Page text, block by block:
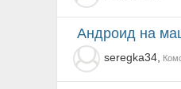
андроид на
seregka34,